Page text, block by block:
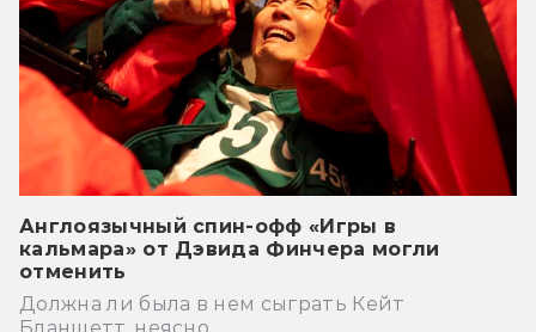
Англоязычный спин-офф «Игры в
кальмара» от Дэвида Финчера могли
отменить
Должна ли была в нем сыграть Кейт